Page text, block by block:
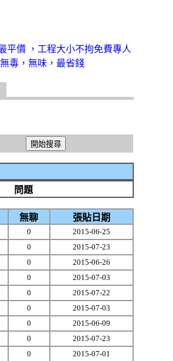
平價 ，工程大小不拘免費專人
毒，無味，最省錢
問題
無聊
張貼日期
0 2015-06-25
0 2015-07-23
0 2015-06-26
0 2015-07-03
0 2015-07-22
0 2015-07-03
0 2015-06-09
0 2015-07-23
0 2015-07-01